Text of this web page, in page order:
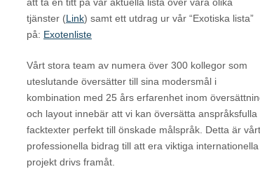
tjänster (Link) samt ett utdrag ur vår “Exotiska lista”
på: Exotenliste
Vårt stora team av numera över 300 kollegor som
uteslutande översätter till sina modersmål i
kombination med 25 års erfarenhet inom
och layout innebär att vi kan översätta anspråksfulla
facktexter perfekt till önskade målspråk. Detta är vårt
professionella bidrag till att era viktiga internationella
projekt drivs framåt.